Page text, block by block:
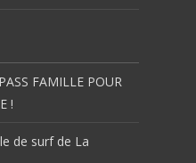
FAMILLE POUR
!
de surf de La